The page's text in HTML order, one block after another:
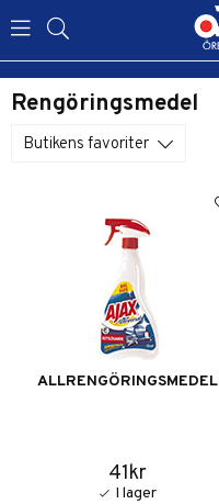
Rengöringsmedel
Butikens favoriter
ALLRENGÖRINGSMEDEL
41kr